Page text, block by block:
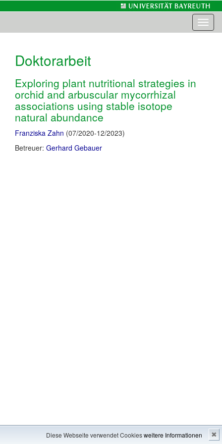
Diese Webseite verwendet Cookiesweitere Informationen ✖
Doktorarbeit
Exploring plant nutritional strategies in
orchid and arbuscular mycorrhizal
associations using stable isotope
natural abundance
Franziska Zahn (07/2020-12/2023)
Betreuer: Gerhard Gebauer
Impressum---Inhaltsverzeichnis